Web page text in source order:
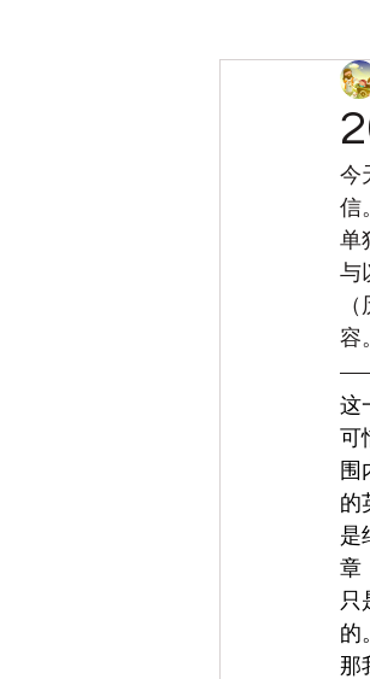
周六查经
今
信
单
与
容
这
可
围
的
是
章
只
的
那